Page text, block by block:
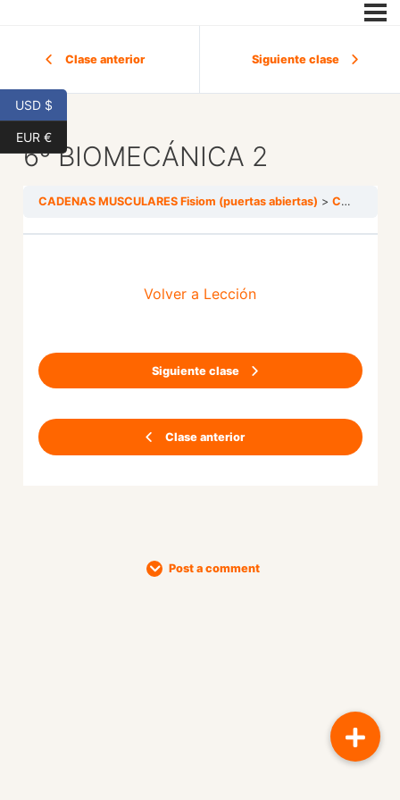
Clase anterior Siguiente clase
6º BIOMECÁNICA 2
CADENAS MUSCULARES Fisiom (puertas abiertas) CADENA DE ANTEPULSIÓN
Clase anterior
Volver a Lección
Siguiente clase
Post a comment
USD $
EUR €